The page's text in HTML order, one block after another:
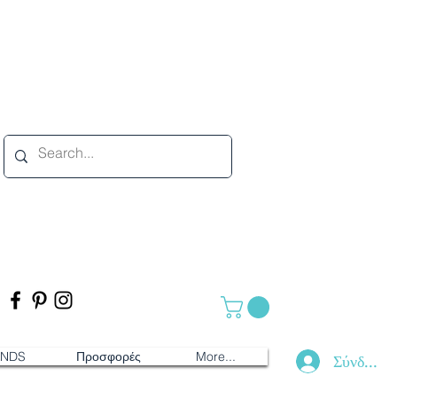
Προσφορές More... Σύνδεση